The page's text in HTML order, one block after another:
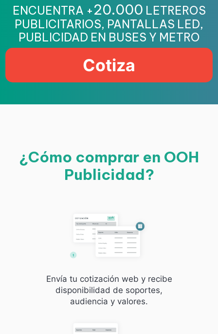
ENCUENTRA +20.000 LETREROS
PUBLICITARIOS, PANTALLAS LED,
PUBLICIDAD EN BUSES Y METRO
Cotiza
¿Cómo comprar en OOH
Publicidad?
Envía tu cotización web y recibe
disponibilidad de soportes,
audiencia y valores.